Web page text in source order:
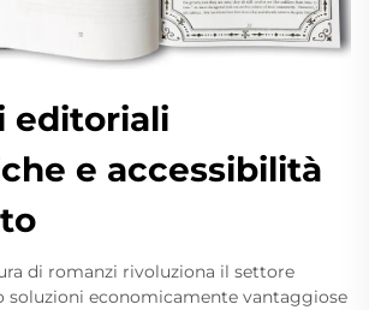
editoriali
e accessibilità
di romanzi rivoluziona il settore
soluzioni economicamente vantaggiose